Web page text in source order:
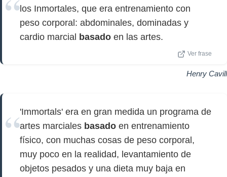
los Inmortales, que era entrenamiento con
peso corporal: abdominales, dominadas y
cardio marcial basado en las artes.
Ver frase
Henry Cavill
'Immortals' era en gran medida un programa de
artes marciales basado en entrenamiento
físico, con muchas cosas de peso corporal,
muy poco en la realidad, levantamiento de
objetos pesados y una dieta muy baja en